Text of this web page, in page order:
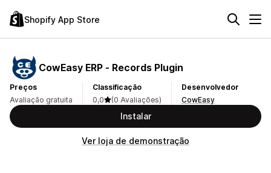
Shopify App Store
CowEasy ERP ‑ Records Plugin
Preços
Avaliação gratuita
Classificação
0,0
(0 Avaliações)
Desenvolvedor
CowEasy
Instalar
Ver loja de demonstração